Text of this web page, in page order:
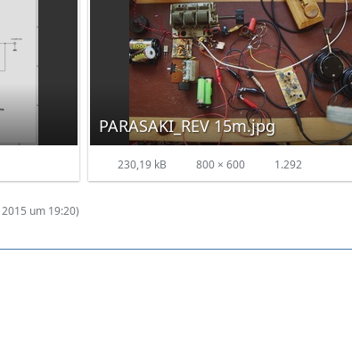
PARASAKI_REV 15m.jpg
230,19 kB 800 × 600 1.292
um 19:20)